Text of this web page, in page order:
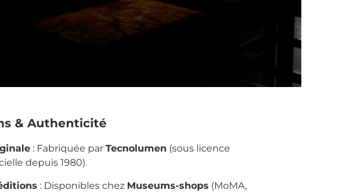
& Authenticité
: Fabriquée par Tecnolumen (sous licence
depuis 1980).
: Disponibles chez Museums-shops (MoMA,